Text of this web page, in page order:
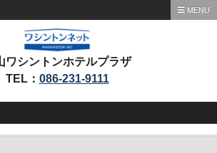
MENU
ワシントンホテルプラザ
TEL： 086-231-9111